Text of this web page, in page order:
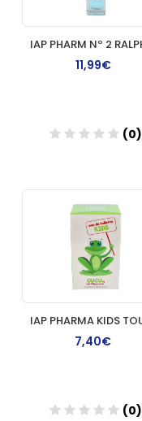
11,99€
(0)
7,40€
(0)